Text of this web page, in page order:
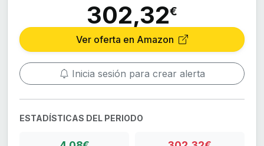
302,32€
Ver oferta en Amazon
Inicia sesión para crear alerta
ESTADÍSTICAS DEL PERIODO